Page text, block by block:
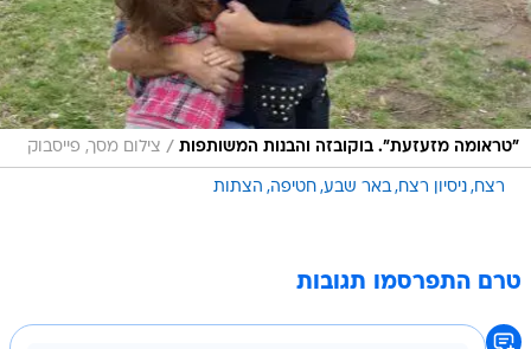
"טראומה מזעזעת". בוקובזה והבנות המשותפות / צילום מסך, פייסבוק
רצח ניסיון רצח באר שבע חטיפה הצתות
טרם התפרסמו תגובות